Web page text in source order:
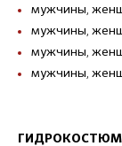
мужчины,
мужчины,
мужчины,
мужчины,